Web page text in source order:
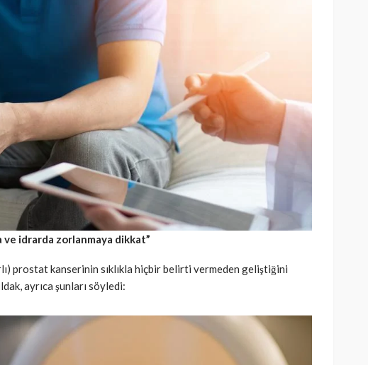
ve idrarda zorlanmaya dikkat”
prostat kanserinin sıklıkla hiçbir belirti vermeden geliştiğini
ayrıca şunları söyledi: